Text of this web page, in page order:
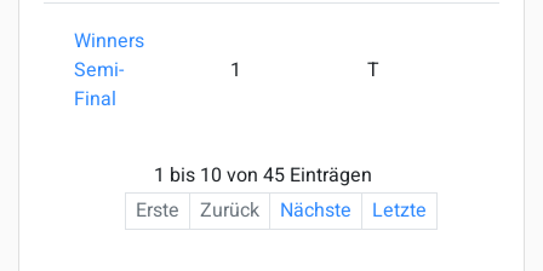
Winners
Semi-
Final
1 T
1 bis 10 von 45 Einträgen
Erste
Zurück Nächste Letzte